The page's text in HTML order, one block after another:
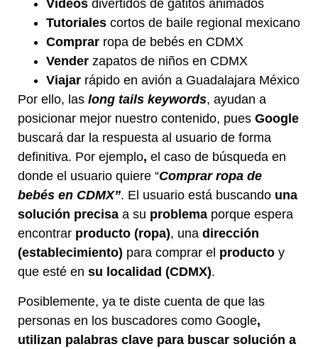
Videos divertidos de gatitos animados
Tutoriales cortos de baile regional mexicano
Comprar ropa de bebés en CDMX
Vender zapatos de niños en CDMX
Viajar rápido en avión a Guadalajara México
Por ello, las long tails keywords, ayudan a
posicionar mejor nuestro contenido, pues Google
buscará dar la respuesta al usuario de forma
definitiva. Por ejemplo, el caso de búsqueda en
donde el usuario quiere “Comprar ropa de
bebés en CDMX”. El usuario está buscando una
solución precisa a su problema porque espera
encontrar producto (ropa), una dirección
(establecimiento) para comprar el producto y
que esté en su localidad (CDMX).
Posiblemente, ya te diste cuenta de que las
personas en los buscadores como Google,
utilizan palabras clave para buscar solución a